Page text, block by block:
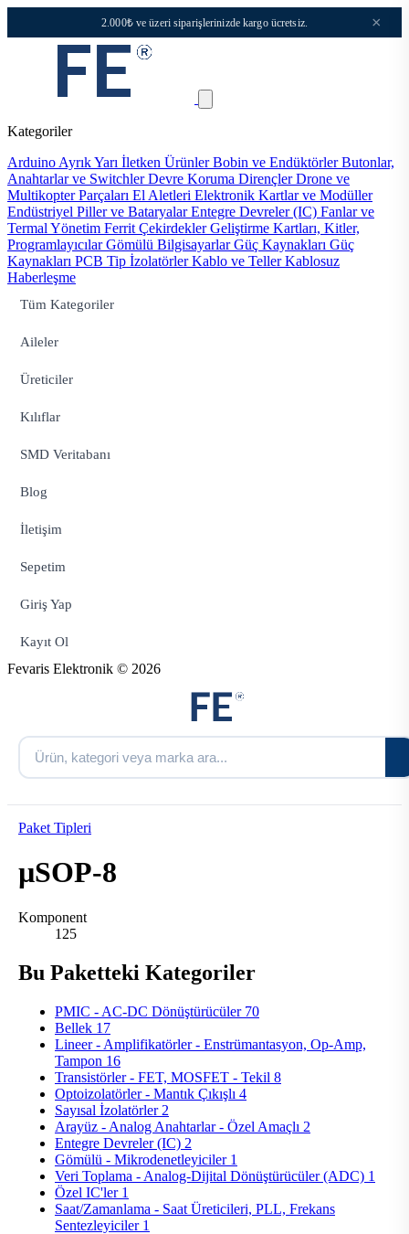
2.000₺ ve üzeri siparişlerinizde kargo ücretsiz. ×
Kategoriler
Arduino Ayrık Yarı İletken ÜrünlerBobin ve EndüktörlerButonlar,
Anahtarlar ve SwitchlerDevre Koruma DirençlerDrone ve
Multikopter Parçaları El Aletleri Elektronik Kartlar ve Modüller
Endüstriyel Piller ve BataryalarEntegre Devreler (IC) Fanlar ve
Termal Yönetim Ferrit ÇekirdeklerGeliştirme Kartları, Kitler,
ProgramlayıcılarGömülü BilgisayarlarGüç Kaynakları Güç
Kaynakları PCB Tip İzolatörlerKablo ve TellerKablosuz
Haberleşme
Tüm Kategoriler
Aileler
Üreticiler
Kılıflar
SMD Veritabanı
Blog
İletişim
Sepetim
Giriş Yap
Kayıt Ol
Fevaris Elektronik © 2026
Paket Tipleri
µSOP-8
Komponent
125
Bu Paketteki Kategoriler
PMIC - AC-DC Dönüştürücüler 70
Bellek 17
Lineer - Amplifikatörler - Enstrümantasyon, Op-Amp,
Tampon 16
Transistörler - FET, MOSFET - Tekil 8
Optoizolatörler - Mantık Çıkışlı 4
Sayısal İzolatörler 2
Arayüz - Analog Anahtarlar - Özel Amaçlı 2
Entegre Devreler (IC) 2
Gömülü - Mikrodenetleyiciler 1
Veri Toplama - Analog-Dijital Dönüştürücüler (ADC) 1
Özel IC'ler 1
Saat/Zamanlama - Saat Üreticileri, PLL, Frekans
Sentezleyiciler 1